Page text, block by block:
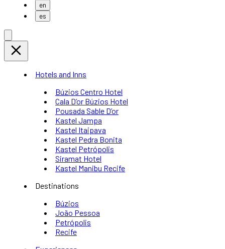
en
es
Hotels and Inns
Búzios Centro Hotel
Cala D’or Búzios Hotel
Pousada Sable D’or
Kastel Jampa
Kastel Itaipava
Kastel Pedra Bonita
Kastel Petrópolis
Siramat Hotel
Kastel Manibu Recife
Destinations
Búzios
João Pessoa
Petrópolis
Recife